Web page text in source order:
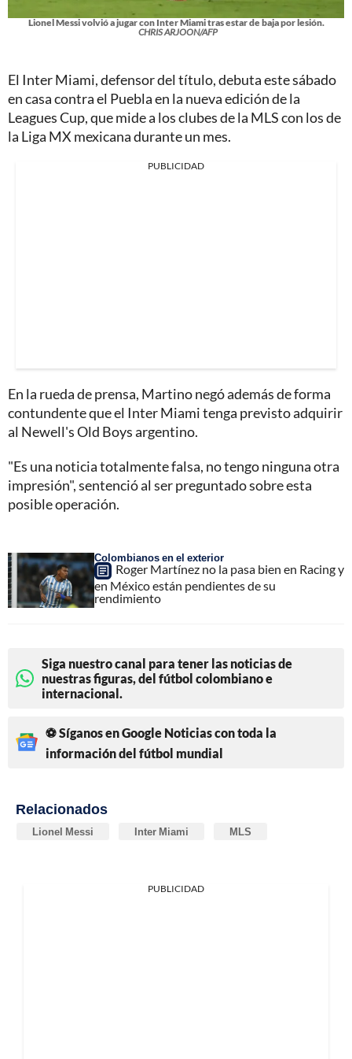
Lionel Messi volvió a jugar con Inter Miami tras estar de baja por lesión.
CHRIS ARJOON/AFP
El Inter Miami, defensor del título, debuta este sábado
en casa contra el Puebla en la nueva edición de la
Leagues Cup, que mide a los clubes de la MLS con los de
la Liga MX mexicana durante un mes.
PUBLICIDAD
En la rueda de prensa, Martino negó además de forma
contundente que el Inter Miami tenga previsto adquirir
al Newell's Old Boys argentino.
"Es una noticia totalmente falsa, no tengo ninguna otra
impresión", sentenció al ser preguntado sobre esta
posible operación.
Colombianos en el exterior
Roger Martínez no la pasa bien en Racing y
en México están pendientes de su
rendimiento
Siga nuestro canal para tener las noticias de
nuestras figuras, del fútbol colombiano e
internacional.
⚽ Síganos en Google Noticias con toda la
información del fútbol mundial
Relacionados
Lionel Messi Inter Miami MLS
PUBLICIDAD